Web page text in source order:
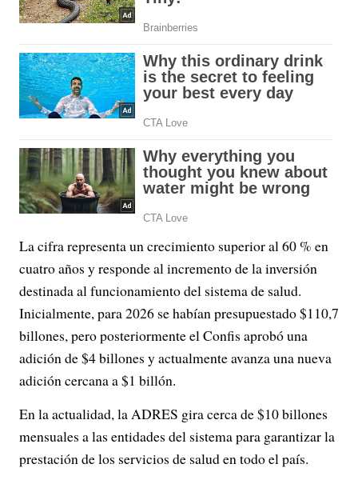
La cifra representa un crecimiento superior al 60 % en
cuatro años y responde al incremento de la inversión
destinada al funcionamiento del sistema de salud.
Inicialmente, para 2026 se habían presupuestado $110,7
billones, pero posteriormente el Confis aprobó una
adición de $4 billones y actualmente avanza una nueva
adición cercana a $1 billón.
En la actualidad, la ADRES gira cerca de $10 billones
mensuales a las entidades del sistema para garantizar la
prestación de los servicios de salud en todo el país.